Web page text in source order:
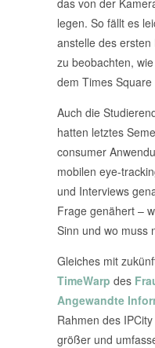
das von der
legen. So fällt es
anstelle des
zu beobachten,
dem Times Square
Auch die
hatten letztes
consumer
mobilen eye-
und Interviews
Frage genähert –
Sinn und wo muss
Gleiches mit
TimeWarp des
Angewandte
Rahmen des
größer und